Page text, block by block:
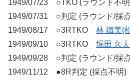
1949/07/23 ○TKO (ラウンド不
1949/07/31 ○判定 (ラウンド/採
1949/08/17 ○3RTKO 林 鐵美(
1949/09/10 ○3RTKO 堀田 久
1949/09/28 ○判定 (ラウンド/採
1949/11/12 ●8R判定 (採点不明)